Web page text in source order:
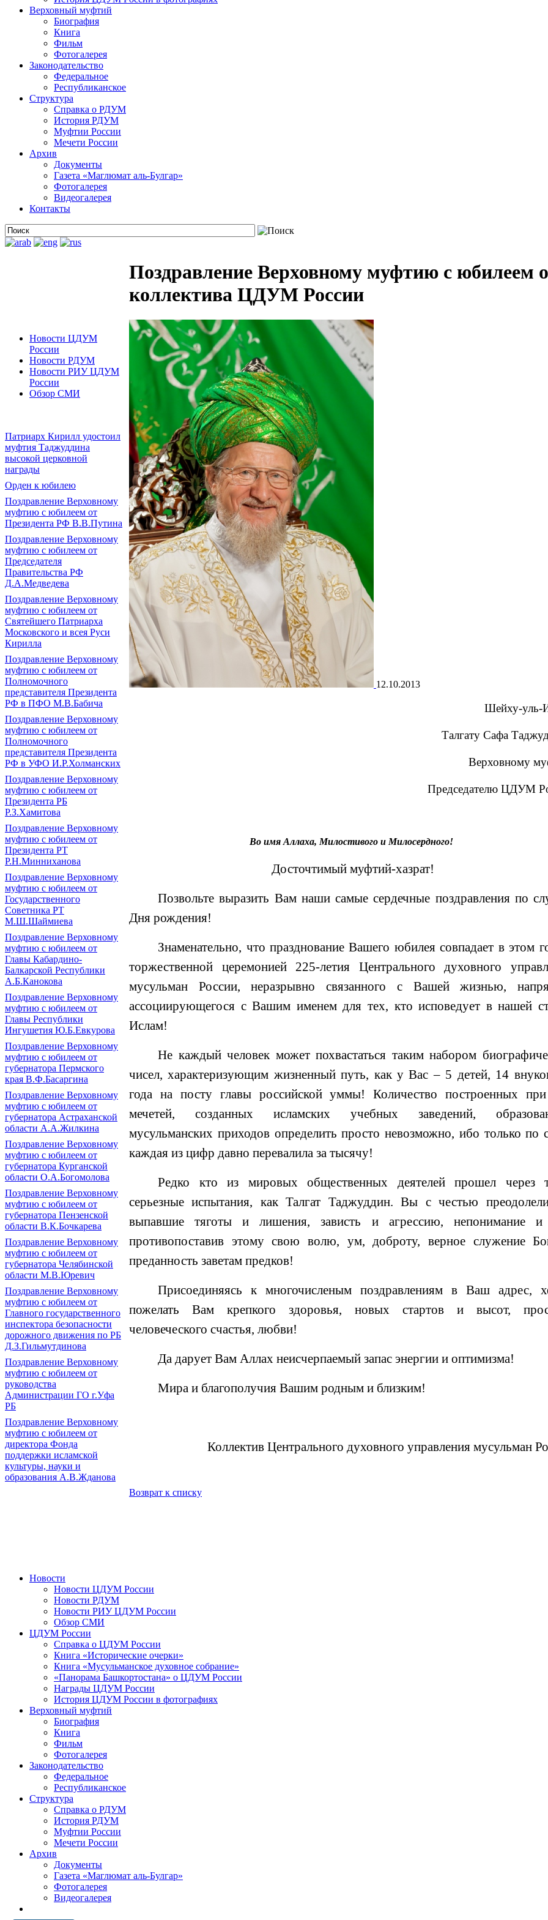
Верховный муфтий
Биография
Книга
Фильм
Фотогалерея
Законодательство
Федеральное
Республиканское
Структура
Справка о РДУМ
История РДУМ
Муфтии России
Мечети России
Архив
Документы
Газета «Маглюмат аль-Булгар»
Фотогалерея
Видеогалерея
Контакты
Новости ЦДУМ
России
Новости РДУМ
Новости РИУ ЦДУМ
России
Обзор СМИ
Патриарх Кирилл удостоил
муфтия Таджуддина
высокой церковной
награды
Орден к юбилею
Поздравление Верховному
муфтию с юбилеем от
Президента РФ В.В.Путина
Поздравление Верховному
муфтию с юбилеем от
Председателя
Правительства РФ
Д.А.Медведева
Поздравление Верховному
муфтию с юбилеем от
Святейшего Патриарха
Московского и всея Руси
Кирилла
Поздравление Верховному
муфтию с юбилеем от
Полномочного
представителя Президента
РФ в ПФО М.В.Бабича
Поздравление Верховному
муфтию с юбилеем от
Полномочного
представителя Президента
РФ в УФО И.Р.Холманских
Поздравление Верховному
муфтию с юбилеем от
Президента РБ
Р.З.Хамитова
Поздравление Верховному
муфтию с юбилеем от
Президента РТ
Р.Н.Минниханова
Поздравление Верховному
муфтию с юбилеем от
Государственного
Советника РТ
М.Ш.Шаймиева
Поздравление Верховному
муфтию с юбилеем от
Главы Кабардино-
Балкарской Республики
А.Б.Канокова
Поздравление Верховному
муфтию с юбилеем от
Главы Республики
Ингушетия Ю.Б.Евкурова
Поздравление Верховному
муфтию с юбилеем от
губернатора Пермского
края В.Ф.Басаргина
Поздравление Верховному
муфтию с юбилеем от
губернатора Астраханской
области А.А.Жилкина
Поздравление Верховному
муфтию с юбилеем от
губернатора Курганской
области О.А.Богомолова
Поздравление Верховному
муфтию с юбилеем от
губернатора Пензенской
области В.К.Бочкарева
Поздравление Верховному
муфтию с юбилеем от
губернатора Челябинской
области М.В.Юревич
Поздравление Верховному
муфтию с юбилеем от
Главного государственного
инспектора безопасности
дорожного движения по РБ
Д.З.Гильмутдинова
Поздравление Верховному
муфтию с юбилеем от
руководства
Администрации ГО г.Уфа
РБ
Поздравление Верховному
муфтию с юбилеем от
директора Фонда
поддержки исламской
культуры, науки и
образования А.В.Жданова
Поздравление Верховному муфтию с юбилеем
коллектива ЦДУМ России
12.10.2013
Шейху-уль-
Талгату Сафа
Верховному
Председателю ЦДУМ
Во имя Аллаха, Милостивого и Милосердного!
Досточтимый муфтий-хазрат!
Позвольте выразить Вам наши самые сердечные поздравления по
Дня рождения!
Знаменательно, что празднование Вашего юбилея совпадает в этом
торжественной церемонией 225-летия Центрального духовного
мусульман России, неразрывно связанного с Вашей жизнью,
ассоциирующегося с Вашим именем для тех, кто исповедует в нашей
Ислам!
Не каждый человек может похвастаться таким набором
чисел, характеризующим жизненный путь, как у Вас – 5 детей, 14
года на посту главы российской уммы! Количество построенных
мечетей, созданных исламских учебных заведений,
мусульманских приходов определить просто невозможно, ибо только по
каждая из цифр давно перевалила за тысячу!
Редко кто из мировых общественных деятелей прошел через
серьезные испытания, как Талгат Таджуддин. Вы с честью
выпавшие тяготы и лишения, зависть и агрессию, непонимание и
противопоставив этому свою волю, ум, доброту, верное служение
преданность заветам предков!
Присоединяясь к многочисленым поздравлениям в Ваш адрес,
пожелать Вам крепкого здоровья, новых стартов и высот,
человеческого счастья, любви!
Да дарует Вам Аллах неисчерпаемый запас энергии и оптимизма!
Мира и благополучия Вашим родным и близким!
Коллектив Центрального духовного управления мусульман
Возврат к списку
Новости
Новости ЦДУМ России
Новости РДУМ
Новости РИУ ЦДУМ России
Обзор СМИ
ЦДУМ России
Справка о ЦДУМ России
Книга «Исторические очерки»
Книга «Мусульманское духовное собрание»
«Панорама Башкортостана» о ЦДУМ России
Награды ЦДУМ России
История ЦДУМ России в фотографиях
Верховный муфтий
Биография
Книга
Фильм
Фотогалерея
Законодательство
Федеральное
Республиканское
Структура
Справка о РДУМ
История РДУМ
Муфтии России
Мечети России
Архив
Документы
Газета «Маглюмат аль-Булгар»
Фотогалерея
Видеогалерея